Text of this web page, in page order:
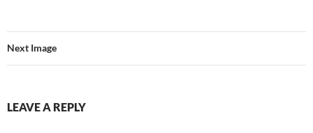
Next Image
LEAVE A REPLY